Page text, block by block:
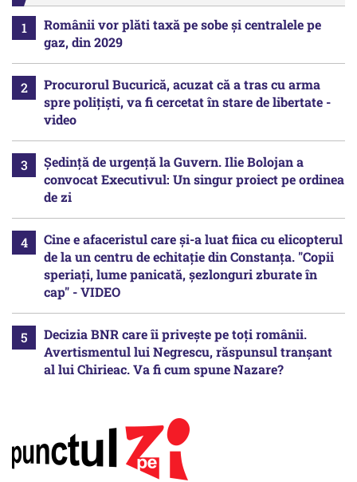
Românii vor plăti taxă pe sobe şi centralele pe
gaz, din 2029
Procurorul Bucurică, acuzat că a tras cu arma
spre polițiști, va fi cercetat în stare de libertate -
video
Ședință de urgență la Guvern. Ilie Bolojan a
convocat Executivul: Un singur proiect pe ordinea
de zi
Cine e afaceristul care și-a luat fiica cu elicopterul
de la un centru de echitație din Constanța. "Copii
speriați, lume panicată, șezlonguri zburate în
cap" - VIDEO
Decizia BNR care îi privește pe toți românii.
Avertismentul lui Negrescu, răspunsul tranșant
al lui Chirieac. Va fi cum spune Nazare?